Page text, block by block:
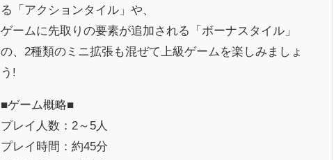
る「アクションタイル」や、
ゲームに先取りの要素が追加される「ボーナスタイル」
の、2種類のミニ拡張も混ぜて上級ゲームを楽しみましょ
う!
■ゲーム概略■
プレイ人数：2～5人
プレイ時間：約45分